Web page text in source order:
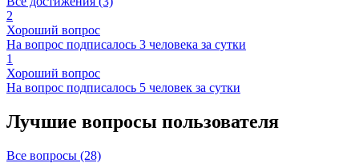
2
Хороший вопрос
На вопрос подписалось 3 человека за сутки
1
Хороший вопрос
На вопрос подписалось 5 человек за сутки
Лучшие вопросы пользователя
Все вопросы (28)